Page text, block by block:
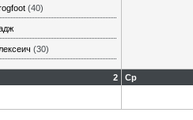
(40)
(30)
2 Ср